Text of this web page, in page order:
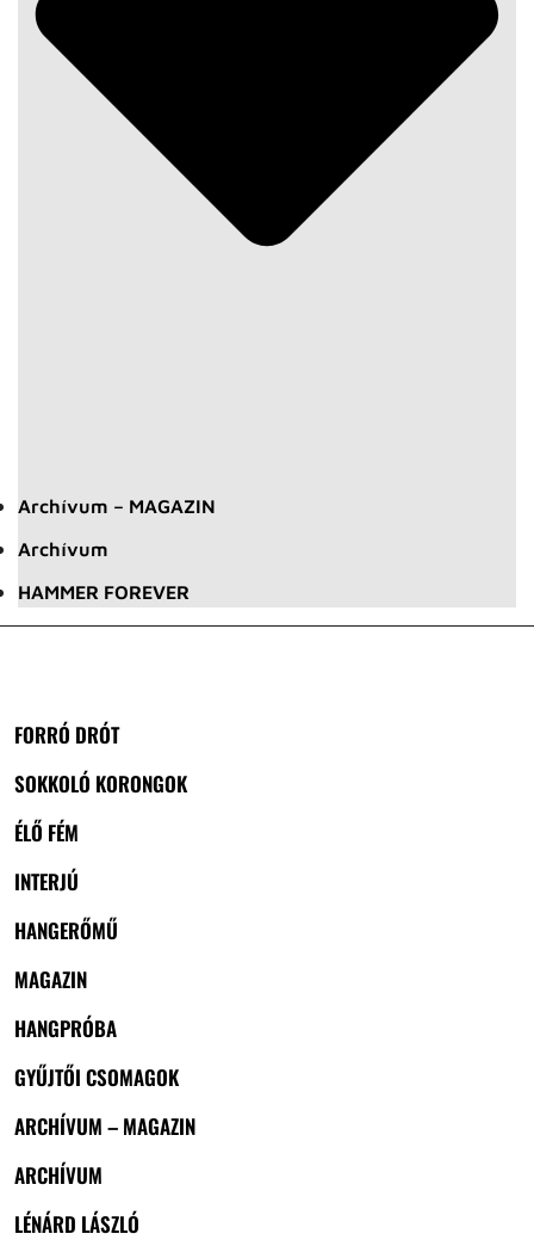
Archívum – MAGAZIN
Archívum
HAMMER FOREVER
FORRÓ DRÓT
SOKKOLÓ KORONGOK
ÉLŐ FÉM
INTERJÚ
HANGERŐMŰ
MAGAZIN
HANGPRÓBA
GYŰJTŐI CSOMAGOK
ARCHÍVUM – MAGAZIN
ARCHÍVUM
LÉNÁRD LÁSZLÓ